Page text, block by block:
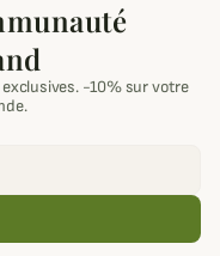
-10% sur votre